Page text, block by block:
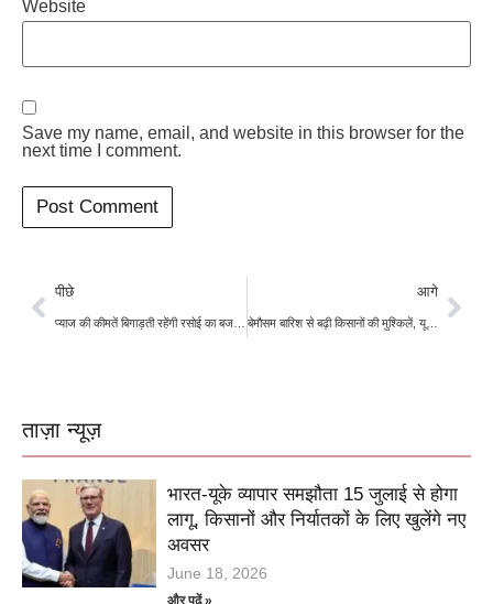
Website
Save my name, email, and website in this browser for the
next time I comment.
पीछे
प्याज की कीमतें बिगाड़ती रहेंगी रसोई का बजट, जनवरी 2024 में घटने के आसार
आगे
बेमौसम बारिश से बढ़ी किसानों की मुश्किलें, यूरिया और डीएपी की मांग बढ़ी
ताज़ा न्यूज़
भारत-यूके व्यापार समझौता 15 जुलाई से होगा
लागू, किसानों और निर्यातकों के लिए खुलेंगे नए
अवसर
June 18, 2026
और पढ़ें »